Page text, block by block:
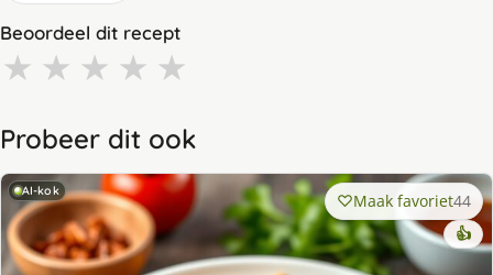
Beoordeel dit recept
★ ★ ★ ★ ★
Probeer dit ook
AI-kok Maak favoriet44
👍